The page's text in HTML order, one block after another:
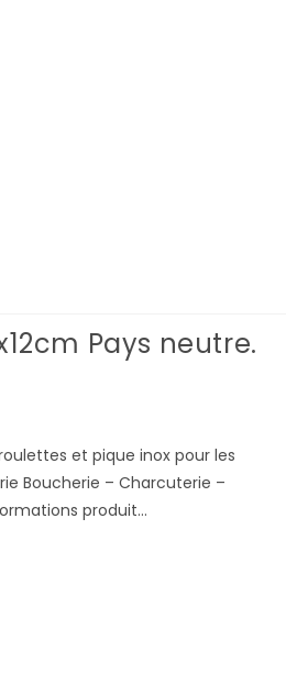
Pays neutre.
et pique inox pour les
Boucherie – Charcuterie –
produit…